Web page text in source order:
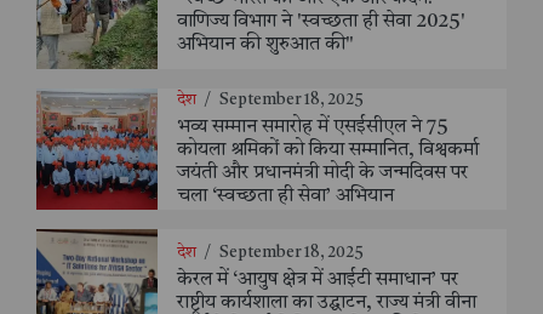
वाणिज्य विभाग ने 'स्वच्छता ही सेवा 2025'
अभियान की शुरुआत की"
देश / September 18, 2025
भव्य सम्मान समारोह में एसईसीएल ने 75
कोयला श्रमिकों को किया सम्मानित, विश्वकर्मा
जयंती और प्रधानमंत्री मोदी के जन्मदिवस पर
चला ‘स्वच्छता ही सेवा’ अभियान
देश / September 18, 2025
केरल में ‘आयुष क्षेत्र में आईटी समाधान’ पर
राष्ट्रीय कार्यशाला का उद्घाटन, राज्य मंत्री वीना